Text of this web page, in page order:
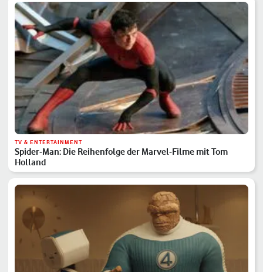
TV & ENTERTAINMENT
Spider-Man: Die Reihenfolge der Marvel-Filme mit Tom
Holland